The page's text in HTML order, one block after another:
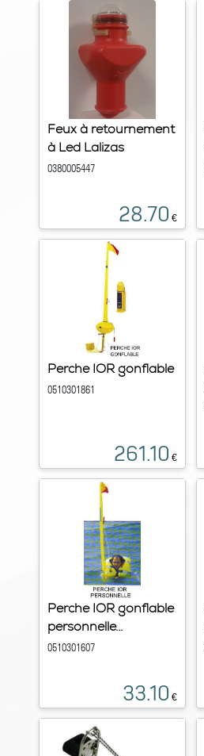
Feux à retournement
à Led Lalizas
0380005447
28.70 €
Perche IOR gonflable
0510301861
261.10 €
Perche IOR gonflable
personnelle...
0510301607
33.10 €